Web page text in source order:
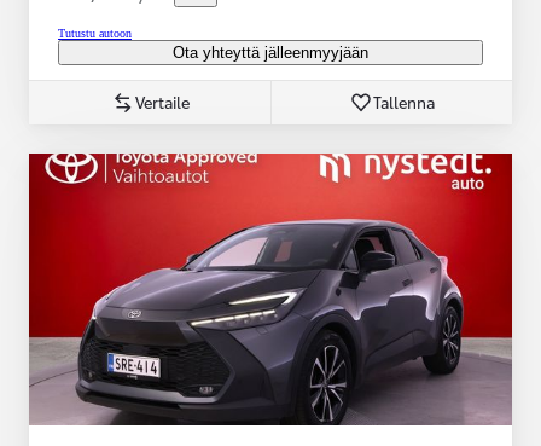
Tutustu autoon
Ota yhteyttä jälleenmyyjään
Vertaile Tallenna